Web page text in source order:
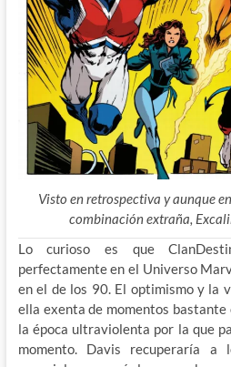
Visto en retrospectiva y aunque
combinación extraña,
Lo curioso es que
perfectamente en el Universo
en el de los 90. El optimismo y la
ella exenta de momentos bastante
la época ultraviolenta por la que
momento. Davis recuperaría a